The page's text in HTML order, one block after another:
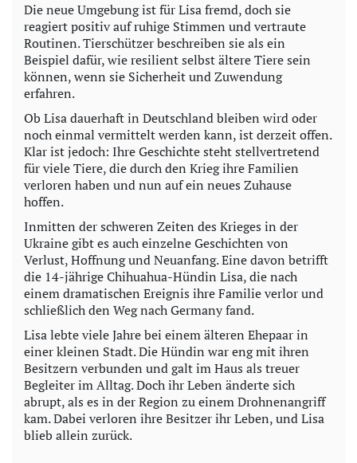
Die neue Umgebung ist für Lisa fremd, doch sie
reagiert positiv auf ruhige Stimmen und vertraute
Routinen. Tierschützer beschreiben sie als ein
Beispiel dafür, wie resilient selbst ältere Tiere sein
können, wenn sie Sicherheit und Zuwendung
erfahren.
Ob Lisa dauerhaft in Deutschland bleiben wird oder
noch einmal vermittelt werden kann, ist derzeit offen.
Klar ist jedoch: Ihre Geschichte steht stellvertretend
für viele Tiere, die durch den Krieg ihre Familien
verloren haben und nun auf ein neues Zuhause
hoffen.
Inmitten der schweren Zeiten des Krieges in der
Ukraine gibt es auch einzelne Geschichten von
Verlust, Hoffnung und Neuanfang. Eine davon betrifft
die 14-jährige Chihuahua-Hündin Lisa, die nach
einem dramatischen Ereignis ihre Familie verlor und
schließlich den Weg nach Germany fand.
Lisa lebte viele Jahre bei einem älteren Ehepaar in
einer kleinen Stadt. Die Hündin war eng mit ihren
Besitzern verbunden und galt im Haus als treuer
Begleiter im Alltag. Doch ihr Leben änderte sich
abrupt, als es in der Region zu einem Drohnenangriff
kam. Dabei verloren ihre Besitzer ihr Leben, und Lisa
blieb allein zurück.